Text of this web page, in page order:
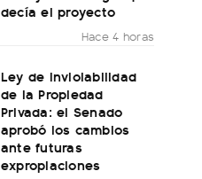
decía el proyecto
Hace 4 horas
Ley de Inviolabilidad
de la Propiedad
Privada: el Senado
aprobó los cambios
ante futuras
expropiaciones